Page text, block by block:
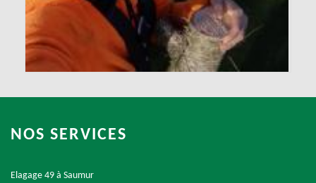
NOS SERVICES
Elagage 49 à Saumur